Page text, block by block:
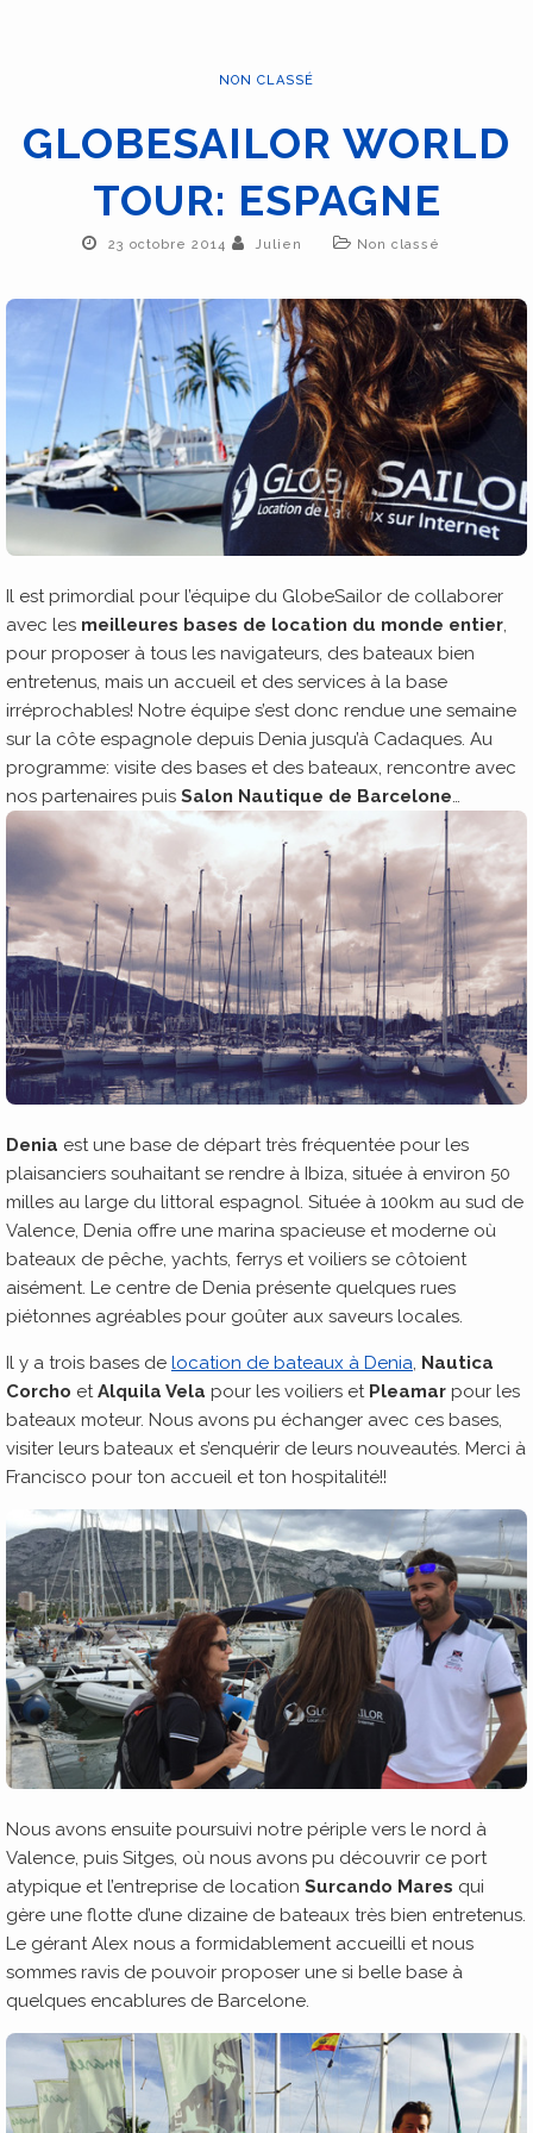
NON CLASSÉ
GLOBESAILOR WORLD
TOUR: ESPAGNE
23 octobre 2014 Julien Non classé
Il est primordial pour l’équipe du GlobeSailor de collaborer
avec les meilleures bases de location du monde entier,
pour proposer à tous les navigateurs, des bateaux bien
entretenus, mais un accueil et des services à la base
irréprochables! Notre équipe s’est donc rendue une semaine
sur la côte espagnole depuis Denia jusqu’à Cadaques. Au
programme: visite des bases et des bateaux, rencontre avec
nos partenaires puis Salon Nautique de Barcelone…
Denia est une base de départ très fréquentée pour les
plaisanciers souhaitant se rendre à Ibiza, située à environ 50
milles au large du littoral espagnol. Située à 100km au sud de
Valence, Denia offre une marina spacieuse et moderne où
bateaux de pêche, yachts, ferrys et voiliers se côtoient
aisément. Le centre de Denia présente quelques rues
piétonnes agréables pour goûter aux saveurs locales.
Il y a trois bases de location de bateaux à Denia, Nautica
Corcho etAlquila Vela pour les voiliers et Pleamar pour les
bateaux moteur. Nous avons pu échanger avec ces bases,
visiter leurs bateaux et s’enquérir de leurs nouveautés. Merci à
Francisco pour ton accueil et ton hospitalité!!
Nous avons ensuite poursuivi notre périple vers le nord à
Valence, puis Sitges, où nous avons pu découvrir ce port
atypique et l’entreprise de location Surcando Mares qui
gère une flotte d’une dizaine de bateaux très bien entretenus.
Le gérant Alex nous a formidablement accueilli et nous
sommes ravis de pouvoir proposer une si belle base à
quelques encablures de Barcelone.